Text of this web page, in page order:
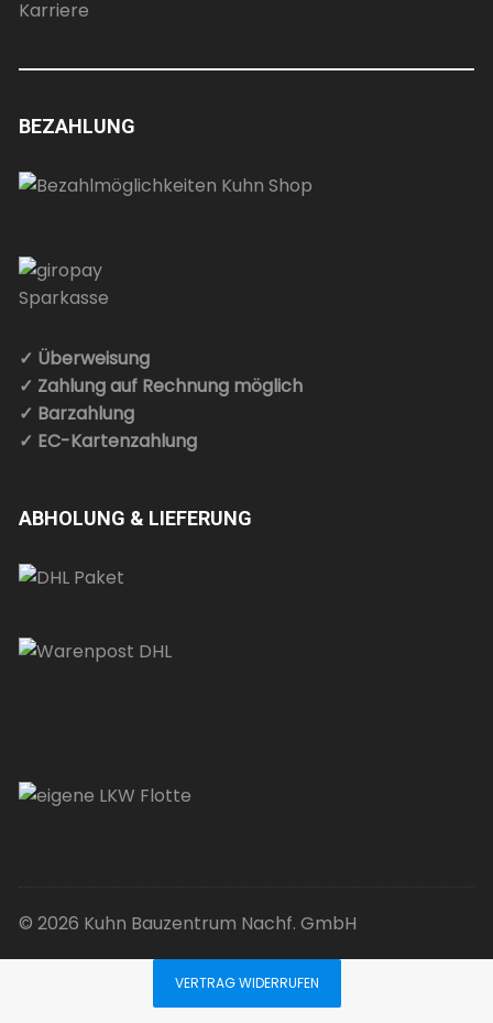
Karriere
BEZAHLUNG
✓ Überweisung
✓ Zahlung auf Rechnung möglich
✓ Barzahlung
✓ EC-Kartenzahlung
ABHOLUNG & LIEFERUNG
© 2026 Kuhn Bauzentrum Nachf. GmbH
VERTRAG WIDERRUFEN